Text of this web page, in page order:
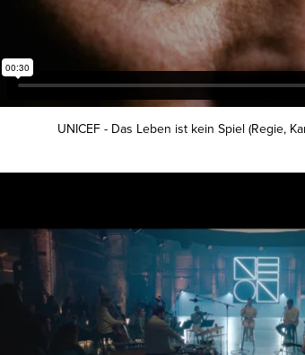
UNICEF - Das Leben ist kein Spiel (Regie,